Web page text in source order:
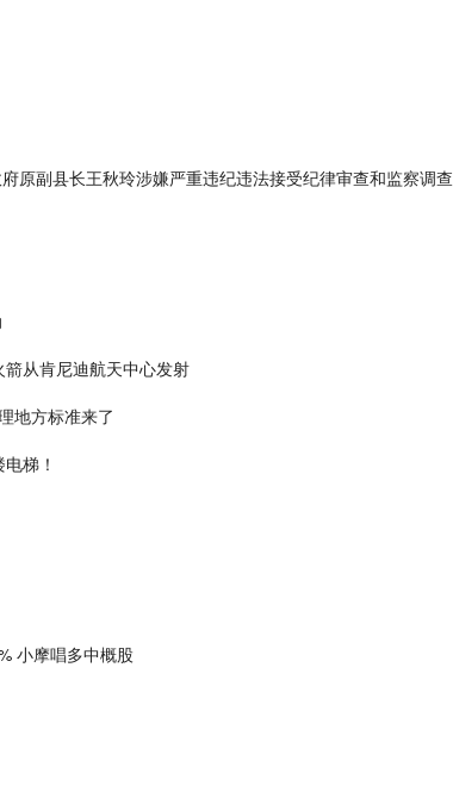
原副县长王秋玲涉嫌严重违纪违法接受纪律审查和监察调查
从肯尼迪航天中心发射
地方标准来了
梯！
小摩唱多中概股